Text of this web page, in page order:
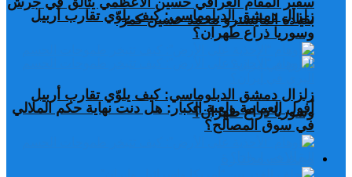
زلزال دمشق الدبلوماسي: كيف يلوّي تقارب أربيل
وسوريا ذراع طهران؟
أفول العمامة ولعبة الكبار: هل دنت نهاية حكم الملالي
في سوق المصالح؟
بقيادة المايسترو محمد حسين كمر
زلزال دمشق الدبلوماسي: كيف يلوّي تقارب أربيل
وسوريا ذراع طهران؟